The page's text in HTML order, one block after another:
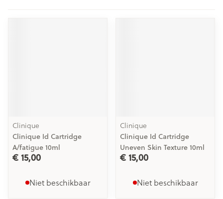
Clinique
Clinique Id Cartridge
A/fatigue 10ml
€ 15,00
Niet beschikbaar
Clinique
Clinique Id Cartridge
Uneven Skin Texture 10ml
€ 15,00
Niet beschikbaar